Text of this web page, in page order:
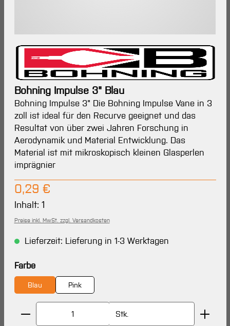
Bohning Impulse 3" Blau
Bohning Impulse 3" Die Bohning Impulse Vane in 3
zoll ist ideal für den Recurve geeignet und das
Resultat von über zwei Jahren Forschung in
Aerodynamik und Material Entwicklung. Das
Material ist mit mikroskopisch kleinen Glasperlen
imprägnier
Regulärer Preis:
0,29 €
Inhalt: 1
Preise inkl. MwSt. zzgl. Versandkosten
Lieferzeit: Lieferung in 1-3 Werktagen
Farbeauswählen
Blau Pink
Produkt Anzahl: Gib den gewünschten Wert ein
Stk.